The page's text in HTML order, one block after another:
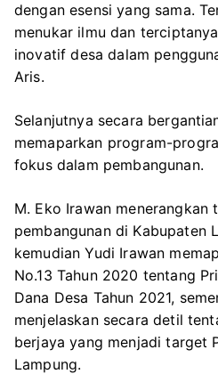
dengan esensi yang sama.
menukar ilmu dan
inovatif desa dalam
Aris.
Selanjutnya secara
memaparkan program-
fokus dalam pembangunan.
M. Eko Irawan menerangkan
pembangunan di Kabupaten
kemudian Yudi Irawan
No.13 Tahun 2020 tentang
Dana Desa Tahun 2021,
menjelaskan secara detil
berjaya yang menjadi target
Lampung.